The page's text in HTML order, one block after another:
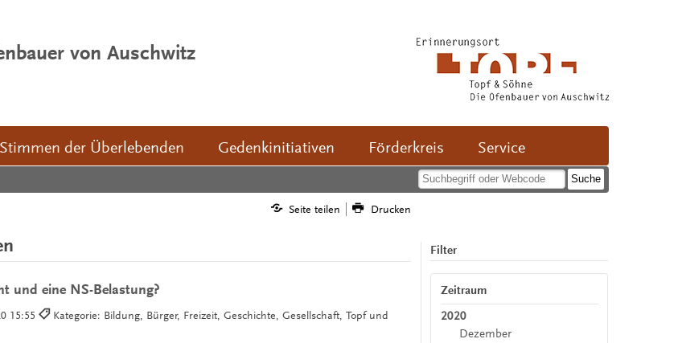
von Auschwitz
Stimmen der Überlebenden Gedenkinitiativen Förderkreis Service
Seite teilen Drucken
und eine NS-Belastung?
15:55
Kategorie: Bildung, Bürger, Freizeit, Geschichte, Gesellschaft, Topf und
Filter
Zeitraum
2020
Dezember